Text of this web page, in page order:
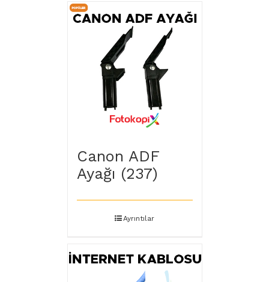
Canon ADF
Ayağı (237)
Ayrıntılar